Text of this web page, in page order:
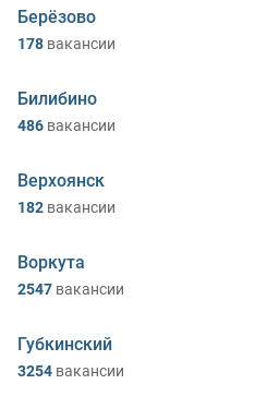
Берёзово
178 вакансии
Билибино
486 вакансии
Верхоянск
182 вакансии
Воркута
2547 вакансии
Губкинский
3254 вакансии